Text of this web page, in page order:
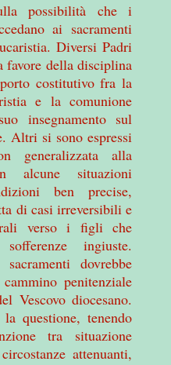
possibilità che i
ai sacramenti
Diversi Padri
favore della disciplina
costitutivo fra la
e la comunione
insegnamento sul
Altri si sono espressi
generalizzata alla
alcune situazioni
ben precise,
di casi irreversibili e
verso i figli che
ingiuste.
dovrebbe
penitenziale
Vescovo diocesano.
questione, tenendo
tra situazione
attenuanti,